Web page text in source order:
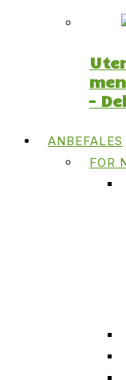
–
ANBEFALES
FOR